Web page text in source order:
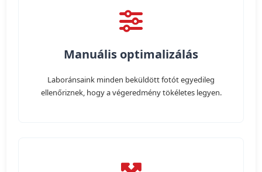
Manuális optimalizálás
Laboránsaink minden beküldött fotót egyedileg
ellenőriznek, hogy a végeredmény tökéletes legyen.